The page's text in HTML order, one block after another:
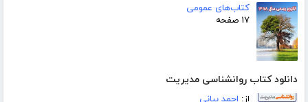
کتاب‌های عمومی
۱۷ صفحه
دانلود کتاب روانشناسی مدیریت
از: احمد بیانی